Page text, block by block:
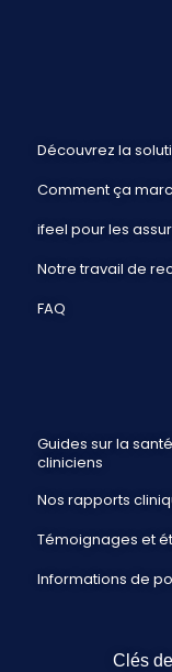
Découvrez la
Comment ça
ifeel pour les
Notre travail de
FAQ
Guides sur la
cliniciens
Nos rapports
Témoignages et
Informations de
Clés